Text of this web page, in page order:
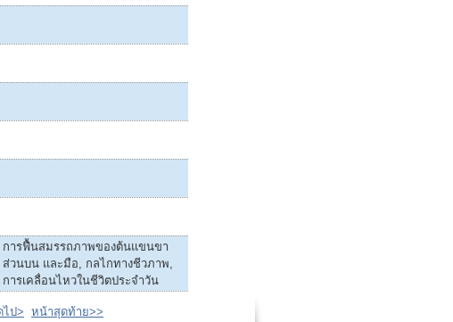
การฟื้นสมรรถภาพของต้นแขนขา
ส่วนบน และมือ, กลไกทางชีวภาพ,
การเคลื่อนไหวในชีวิตประจำวัน
ป> หน้าสุดท้าย>>